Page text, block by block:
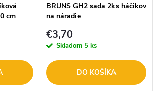
cm
BRUNS GH2 sada 2ks háčikov
na náradie
€3,70
Skladom 5 ks
DO KOŠÍKA